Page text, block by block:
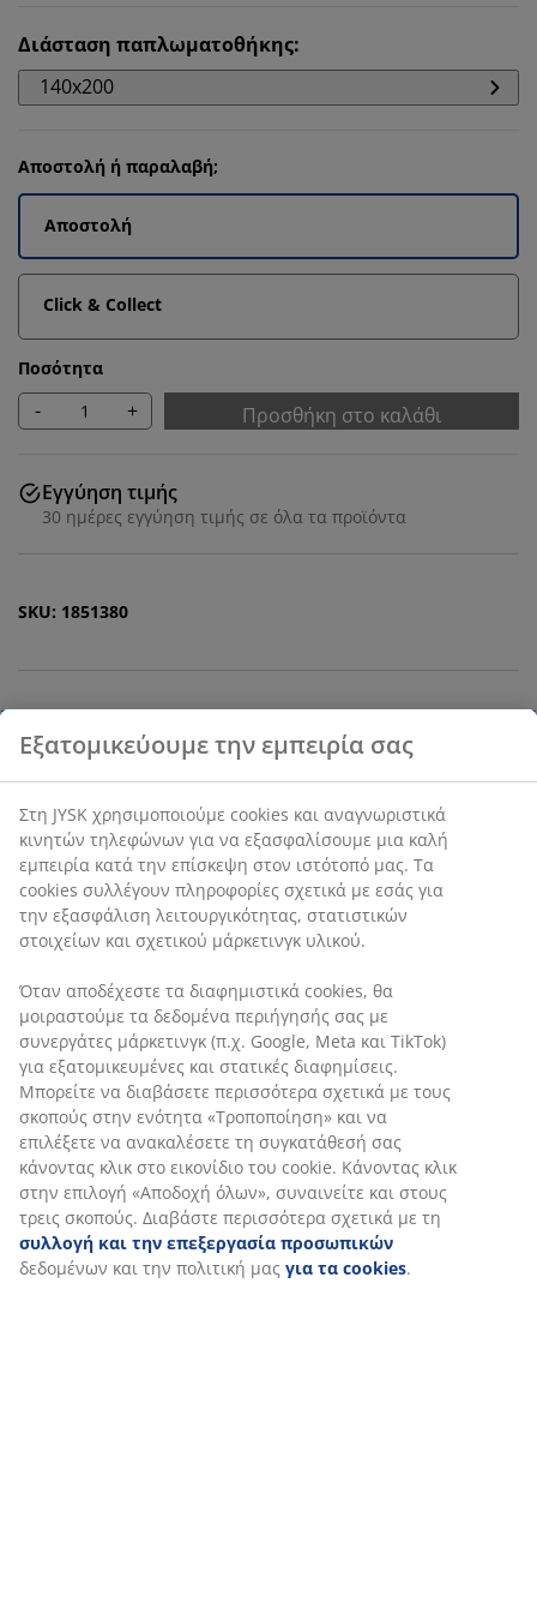
Διάσταση παπλωματοθήκης:
140x200
Αποστολή ή παραλαβή;
Αποστολή
Click & Collect
Ποσότητα
- + Προσθήκη στο καλάθι
Εγγύηση τιμής
30 ημέρες εγγύηση τιμής σε όλα τα προϊόντα
SKU: 1851380
Χαρακτηριστικά προϊόντος
Αξιολογήσεις
(2)
Αποστολή